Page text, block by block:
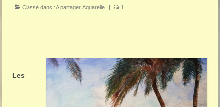
Classé dans : A partager, Aquarelle | 1
Les